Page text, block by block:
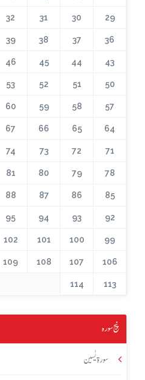
29
30
31
32
36
37
38
39
43
44
45
46
50
51
52
53
57
58
59
60
64
65
66
67
71
72
73
74
78
79
80
81
85
86
87
88
92
93
94
95
99
100
101
102
106
107
108
109
113
114
پنج سورہ
سورۃ یٰسین